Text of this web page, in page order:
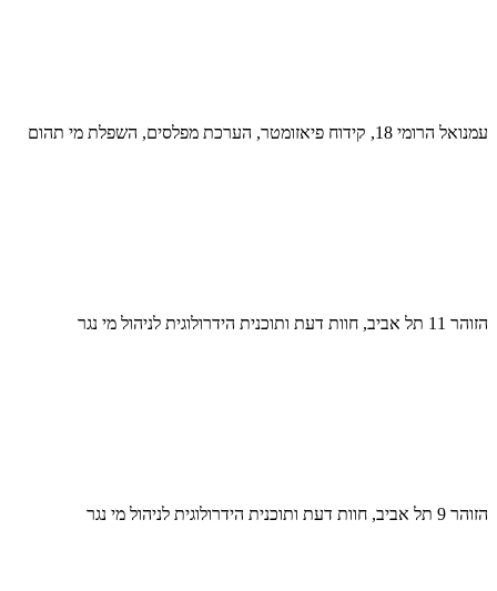
עמנואל הרומי 18, קידוח פיאזומטר, הערכת מפלסים, השפלת מי תהום
הזוהר 11 תל אביב, חוות דעת ותוכנית הידרולוגית לניהול מי נגר
הזוהר 9 תל אביב, חוות דעת ותוכנית הידרולוגית לניהול מי נגר